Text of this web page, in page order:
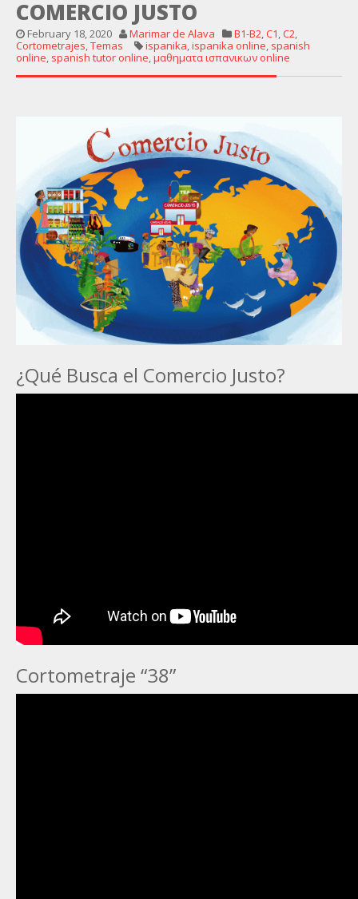
COMERCIO JUSTO
February 18, 2020 Marimar de Alava B1-B2, C1, C2,
Cortometrajes,Temas ispanika,ispanika online, spanish
online, spanish tutor online,μαθηματα ισπανικων online
¿Qué Busca el Comercio Justo?
Cortometraje “38”